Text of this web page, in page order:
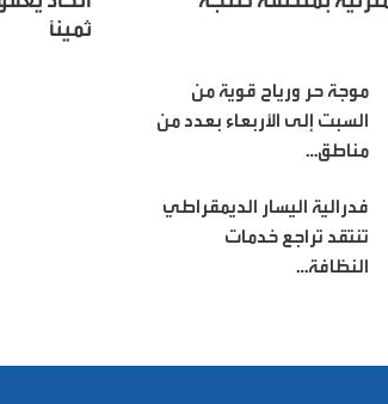
موجة حر ورياح قوية من
السبت إلى الأربعاء بعدد من
مناطق…
فدرالية اليسار الديمقراطي
تنتقد تراجع خدمات
النظافة…
ثميناً